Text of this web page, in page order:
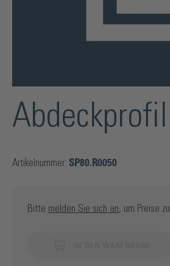
Artikelnummer: SP80.R0050
Bitte melden Sie sich an , um Preise